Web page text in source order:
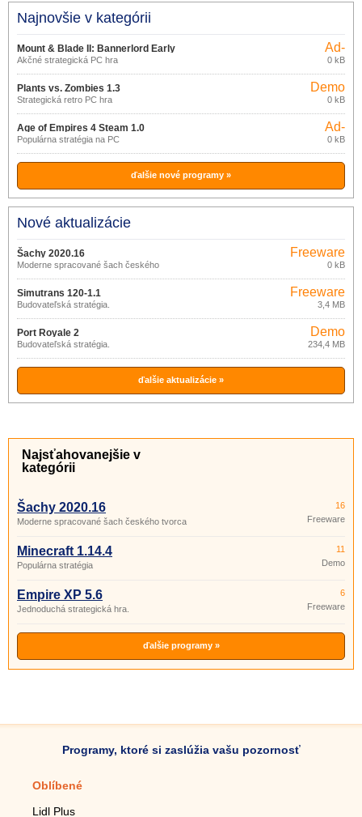
Najnovšie v kategórii
Mount & Blade II: Bannerlord Early
Access
Akčné strategická PC hra
Ad-
supported
0 kB
Plants vs. Zombies 1.3
Strategická retro PC hra
Demo
0 kB
Age of Empires 4 Steam 1.0
Populárna stratégia na PC
Ad-
supported
0 kB
ďalšie nové programy »
Nové aktualizácie
Šachy 2020.16
Moderne spracované šach českého
Freeware
0 kB
Simutrans 120-1.1
Budovateľská stratégia.
Freeware
3,4 MB
Port Royale 2
Budovateľská stratégia.
Demo
234,4 MB
ďalšie aktualizácie »
Najsťahovanejšie v
kategórii
Šachy 2020.16
Moderne spracované šach českého tvorca
16
Freeware
Minecraft 1.14.4
Populárna stratégia
11
Demo
Empire XP 5.6
Jednoduchá strategická hra.
6
Freeware
ďalšie programy »
Programy, ktoré si zaslúžia vašu pozornosť
Oblíbené
Lidl Plus